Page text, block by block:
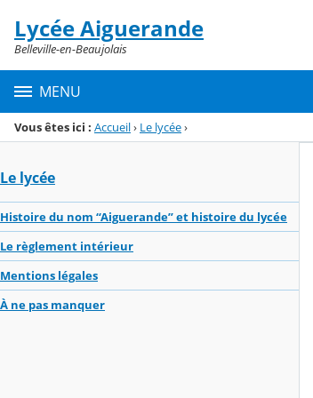
Menu de la rubrique
Contenu
Lycée Aiguerande
Belleville-en-Beaujolais
MENU
Vous êtes ici : Accueil› Le lycée›
Le lycée
Histoire du nom “Aiguerande” et histoire du lycée
Le règlement intérieur
Mentions légales
À ne pas manquer